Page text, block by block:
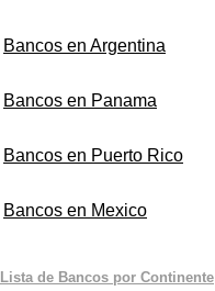
Bancos en Argentina
Bancos en Panama
Bancos en Puerto Rico
Bancos en Mexico
Lista de Bancos por Continente